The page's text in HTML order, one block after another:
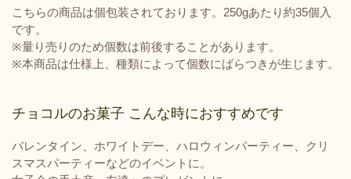
こちらの商品は個包装されております。250gあたり約35個入
です。
※量り売りのため個数は前後することがあります。
※本商品は仕様上、種類によって個数にばらつきが生じます。
チョコルのお菓子 こんな時におすすめです
バレンタイン、ホワイトデー、ハロウィンパーティー、クリ
スマスパーティーなどのイベントに。